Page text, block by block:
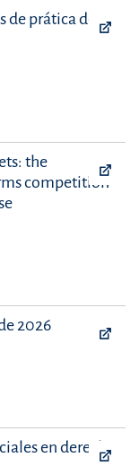
prática do
the
competition
2026
en derecho